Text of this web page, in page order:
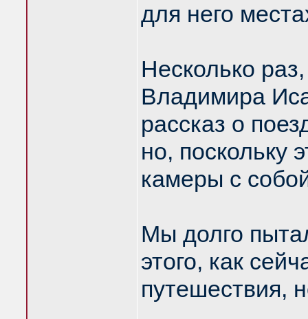
для него
Несколько
Владимира
рассказ о
но, поскольку
камеры с
Мы долго
этого, как
путешествия,